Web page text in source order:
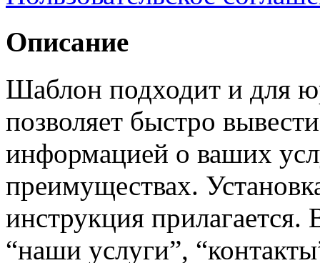
Описание
Шаблон подходит и для
позволяет быстро
информацией о ваших
преимуществах.
инструкция
“наши услуги”,